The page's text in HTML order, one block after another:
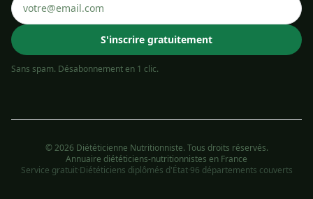
S'inscrire gratuitement
Sans spam. Désabonnement en 1 clic.
© 2026 Diététicienne Nutritionniste. Tous droits réservés.
Annuaire diététiciens-nutritionnistes en France
Service gratuit·Diététiciens diplômés d'État·96 départements couverts